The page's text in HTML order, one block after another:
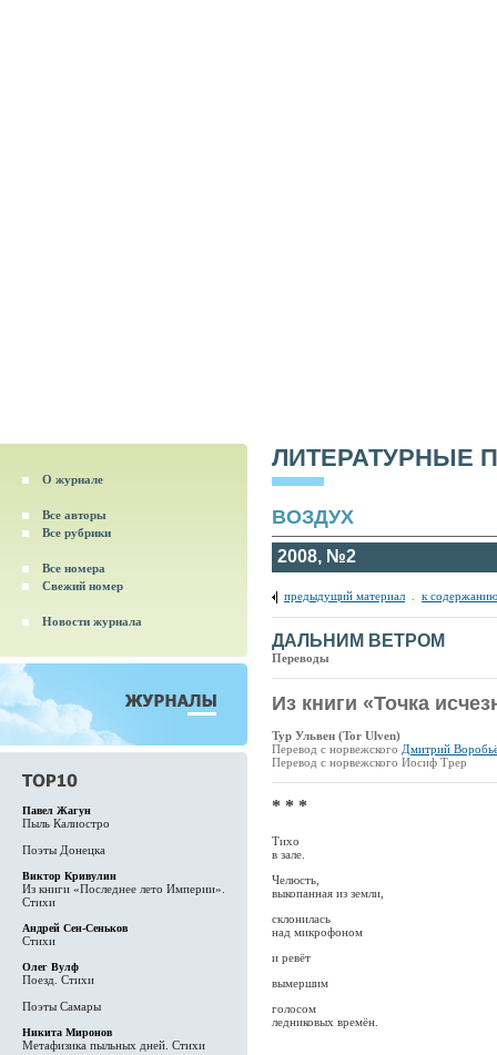
О журнале
Все авторы
Все рубрики
Все номера
Свежий номер
Новости журнала
Павел Жагун
Пыль Калиостро
Поэты Донецка
Виктор Кривулин
Из книги «Последнее лето Империи».
Стихи
Андрей Сен-Сеньков
Стихи
Олег Вулф
Поезд. Стихи
Поэты Самары
Никита Миронов
Метафизика пыльных дней. Стихи
ЛИТЕРАТУРНЫЕ
ВОЗДУХ
2008, №2
предыдущий материал к
ДАЛЬНИМ ВЕТРОМ
Переводы
Из книги «Точка
Тур Ульвен (Tor Ulven)
Перевод с норвежского Дмитрий
Перевод с норвежского Иосиф Трер
* * *
Тихо
в зале.
Челюсть,
выкопанная из земли,
склонилась
над микрофоном
и ревёт
вымершим
голосом
ледниковых времён.